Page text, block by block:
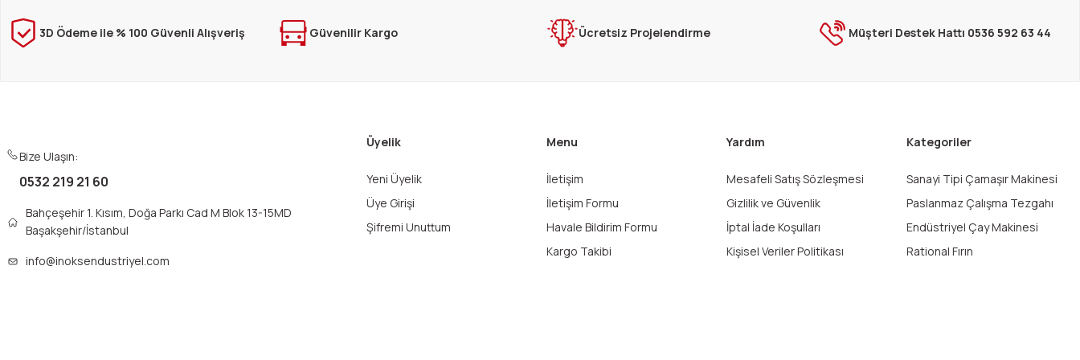
Ürün fiyatı diğer sitelerden daha pahalı.
3D Ödeme ile % 100 Güvenli Alışveriş Güvenilir Kargo Ücretsiz Projelendirme Müşteri Destek Hattı 0536 592 63 44
Bize Ulaşın:
0532 219 21 60
Bahçeşehir 1. Kısım, Doğa Parkı Cad M Blok 13-15MD
Başakşehir/İstanbul
info@inoksendustriyel.com
Üyelik
Yeni Üyelik
Üye Girişi
Şifremi Unuttum
Menu
İletişim
İletişim Formu
Havale Bildirim Formu
Kargo Takibi
Yardım
Mesafeli Satış Sözleşmesi
Gizlilik ve Güvenlik
İptal İade Koşulları
Kişisel Veriler Politikası
Kategoriler
Sanayi Tipi Çamaşır Makinesi
Paslanmaz Çalışma Tezgahı
Endüstriyel Çay Makinesi
Rational Fırın